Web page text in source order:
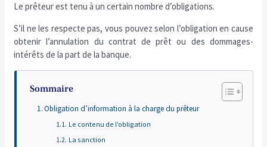
Le prêteur est tenu à un certain nombre d’obligations.
S’il ne les respecte pas, vous pouvez selon l’obligation en cause
obtenir l’annulation du contrat de prêt ou des dommages-
intérêts de la part de la banque.
Sommaire
Obligation d’information à la charge du prêteur
Le contenu de l’obligation
La sanction